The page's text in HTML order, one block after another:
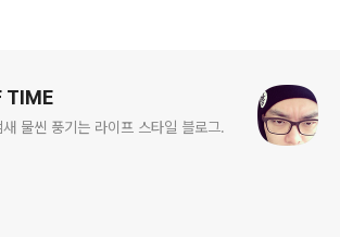
TIME
물씬 풍기는 라이프 스타일 블로그.